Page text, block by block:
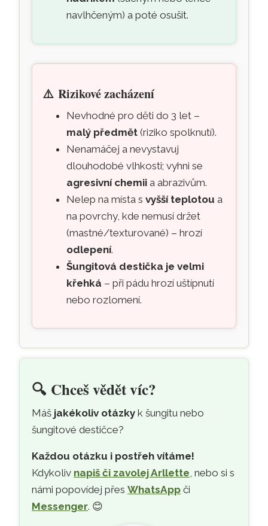
navlhčeným) a poté osušit.
⚠️Rizikové zacházení
Nevhodné pro děti do 3 let –
malý předmět (riziko spolknutí).
Nenamáčej a nevystavuj
dlouhodobé vlhkosti; vyhni se
agresivní chemii a abrazivům.
Nelep na místa svyšší teplotou a
na povrchy, kde nemusí držet
(mastné/texturované) – hrozí
odlepení.
Šungitová destička je velmi
křehká – při pádu hrozí uštípnutí
nebo rozlomení.
🔍 Chceš vědět víc?
Máš jakékoliv otázky k šungitu nebo
šungitové destičce?
Každou otázku i postřeh vítáme!
Kdykoliv napiš či zavolej Arllette , nebo si s
námi popovídej přesWhatsApp či
Messenger. 😊